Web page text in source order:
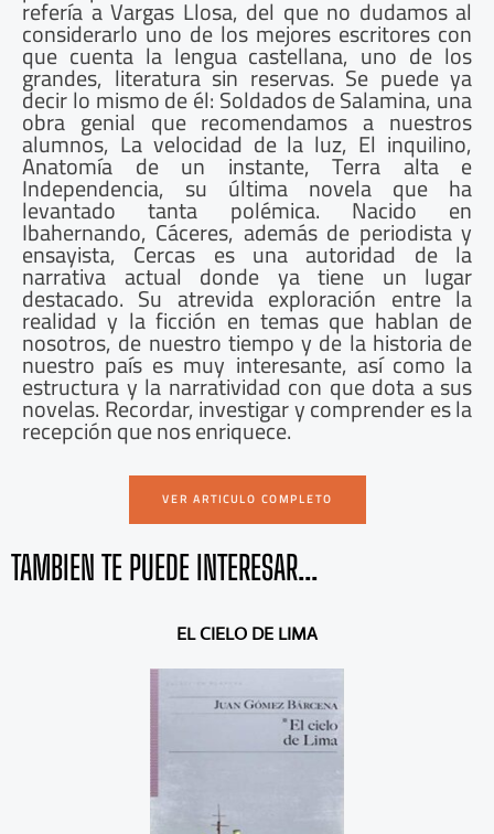
refería a Vargas Llosa, del que no dudamos al
considerarlo uno de los mejores escritores con
que cuenta la lengua castellana, uno de los
grandes, literatura sin reservas. Se puede ya
decir lo mismo de él: Soldados de Salamina, una
obra genial que recomendamos a nuestros
alumnos, La velocidad de la luz, El inquilino,
Anatomía de un instante, Terra alta e
Independencia, su última novela que ha
levantado tanta polémica. Nacido en
Ibahernando, Cáceres, además de periodista y
ensayista, Cercas es una autoridad de la
narrativa actual donde ya tiene un lugar
destacado. Su atrevida exploración entre la
realidad y la ficción en temas que hablan de
nosotros, de nuestro tiempo y de la historia de
nuestro país es muy interesante, así como la
estructura y la narratividad con que dota a sus
novelas. Recordar, investigar y comprender es la
recepción que nos enriquece.
VER ARTICULO COMPLETO
TAMBIEN TE PUEDE INTERESAR...
EL CIELO DE LIMA